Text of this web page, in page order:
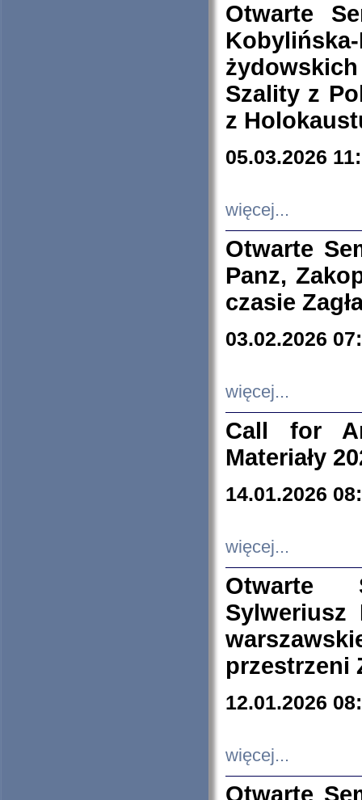
Otwarte
Szality z
z
05.03.2026
więcej...
Otwarte
Panz,
czasie
03.02.2026
więcej...
Call for
Materiały
14.01.2026
więcej...
Otwarte
Sylweriusz
przestrzeni
12.01.2026
więcej...
Otwarte